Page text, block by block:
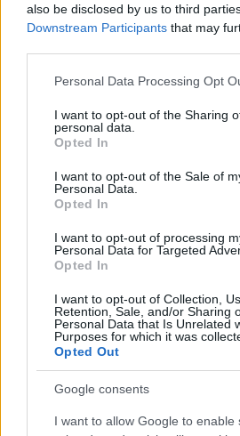
also be disclosed by us to third
Downstream Participants that may
Please note that this website/app
not limited to your visit or usage
grant or deny consent to Google and
use your data for below specified
consent section.
Personal Data Processing Opt
I want to opt-out of the Sharing
personal data.
Opted In
I want to opt-out of the Sale of
Personal Data.
Opted In
I want to opt-out of processing
Personal Data for Targeted
Opted In
I want to opt-out of Collection,
Retention, Sale, and/or Sharing
Personal Data that Is Unrelated
Purposes for which it was
Opted Out
Google consents
I want to allow Google to enable
Share:
ενημερωθείτε πρώτοι για όλη την
Πιο δημοφιλή
Σέρρες: Βίντεο
τροχαίο με νεκρούς
σύγκρουση
Marfin: Η 46χρονη πήρε
απολογηθεί την Τρίτη –
συμμετείχε στη
100.000 άτομα»
Σίντνεϊ Τάουλ: Πέθανε
σταρ του TikTok –